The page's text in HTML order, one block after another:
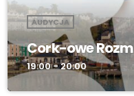
AUDYCJA
Cork-owe
19:00 - 20:00